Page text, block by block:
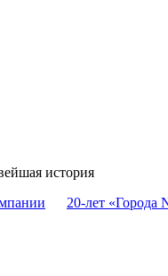
история
20-лет «Города